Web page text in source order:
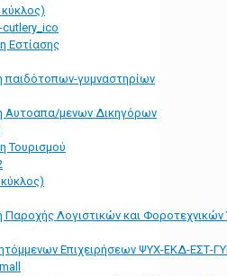
κύκλος)
Εστίασης
παιδότοπων-γυμναστηρίων
Αυτοαπα/μενων Δικηγόρων
Τουρισμού
κύκλος)
Παροχής Λογιστικών και
Επιχειρήσεων ΨΥΧ-ΕΚΔ-ΕΣΤ-